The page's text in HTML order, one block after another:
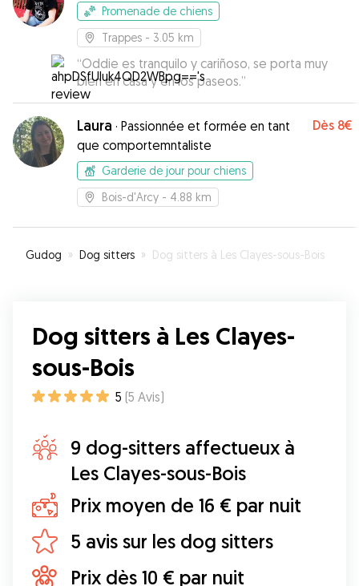
Promenade de chiens
Trappes - 3.05 km
“Oddie es tranquilo y cariñoso, se porta muy
bien en casa y en los paseos.”
Laura · Passionnée et formée en tant
que comportemntaliste
Dès 8€
Garderie de jour pour chiens
Bois-d'Arcy - 4.88 km
Gudog » Dog sitters » Dog sitters à Les Clayes-sous-Bois
Dog sitters à Les Clayes-
sous-Bois
5 (5 Avis)
9 dog-sitters affectueux à
Les Clayes-sous-Bois
Prix moyen de 16 € par nuit
5 avis sur les dog sitters
Prix dès 10 € par nuit